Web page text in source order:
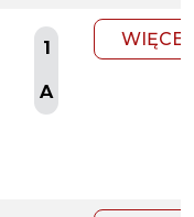
1
A
WIĘCEJ